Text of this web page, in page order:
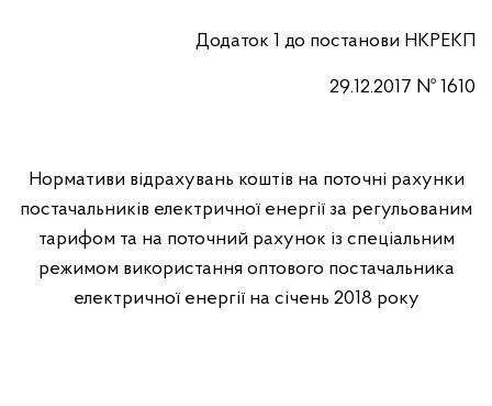
Додаток 1 до постанови НКРЕКП
29.12.2017 № 1610
Нормативи відрахувань коштів на поточні рахунки
постачальників електричної енергії за регульованим
тарифом та на поточний рахунок із спеціальним
режимом використання оптового постачальника
електричної енергії на січень 2018 року